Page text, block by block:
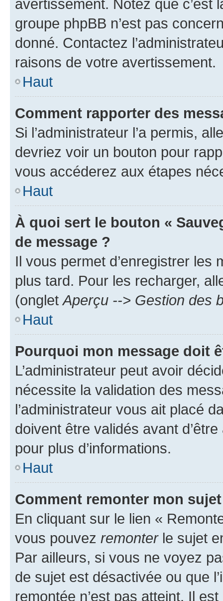
avertissement. Notez que c’est
groupe phpBB n’est pas
donné. Contactez
raisons de votre avertissement.
Haut
Comment rapporter des
Si l’administrateur l’a permis,
devriez voir un bouton pour
vous accéderez aux étapes
Haut
À quoi sert le bouton «
de message ?
Il vous permet d’enregistrer
plus tard. Pour les recharger,
(onglet Aperçu --> Gestion des
Haut
Pourquoi mon message doit
L’administrateur peut avoir
nécessite la validation des
l’administrateur vous ait placé
doivent être validés avant
pour plus d’informations.
Haut
Comment remonter mon
En cliquant sur le lien «
vous pouvez remonterle sujet
Par ailleurs, si vous ne voyez
de sujet est désactivée ou que
remontée n’est pas atteint. Il